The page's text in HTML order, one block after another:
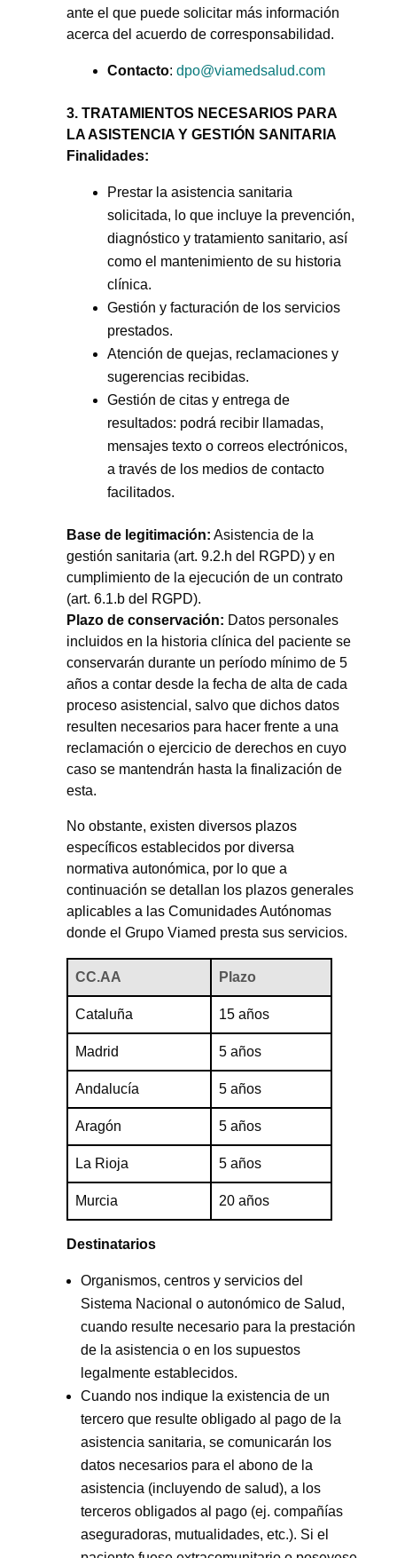
ante el que puede solicitar más información
acerca del acuerdo de corresponsabilidad.
Contacto: dpo@viamedsalud.com
3. TRATAMIENTOS NECESARIOS PARA
LA ASISTENCIA Y GESTIÓN SANITARIA
Finalidades:
Prestar la asistencia sanitaria
solicitada, lo que incluye la prevención,
diagnóstico y tratamiento sanitario, así
como el mantenimiento de su historia
clínica.
Gestión y facturación de los servicios
prestados.
Atención de quejas, reclamaciones y
sugerencias recibidas.
Gestión de citas y entrega de
resultados: podrá recibir llamadas,
mensajes texto o correos electrónicos,
a través de los medios de contacto
facilitados.
Base de legitimación: Asistencia de la
gestión sanitaria (art. 9.2.h del RGPD) y en
cumplimiento de la ejecución de un contrato
(art. 6.1.b del RGPD).
Plazo de conservación: Datos personales
incluidos en la historia clínica del paciente se
conservarán durante un período mínimo de 5
años a contar desde la fecha de alta de cada
proceso asistencial, salvo que dichos datos
resulten necesarios para hacer frente a una
reclamación o ejercicio de derechos en cuyo
caso se mantendrán hasta la finalización de
esta.
No obstante, existen diversos plazos
específicos establecidos por diversa
normativa autonómica, por lo que a
continuación se detallan los plazos generales
aplicables a las Comunidades Autónomas
donde el Grupo Viamed presta sus servicios.
CC.AA Plazo
Cataluña 15 años
Madrid 5 años
Andalucía 5 años
Aragón 5 años
La Rioja 5 años
Murcia 20 años
Destinatarios
Organismos, centros y servicios del
Sistema Nacional o autonómico de Salud,
cuando resulte necesario para la prestación
de la asistencia o en los supuestos
legalmente establecidos.
Cuando nos indique la existencia de un
tercero que resulte obligado al pago de la
asistencia sanitaria, se comunicarán los
datos necesarios para el abono de la
asistencia (incluyendo de salud), a los
terceros obligados al pago (ej. compañías
aseguradoras, mutualidades, etc.). Si el